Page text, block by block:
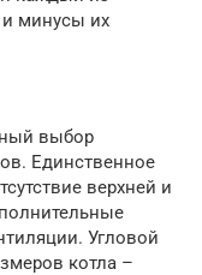
минусы их
выбор
Единственное
верхней и
Угловой
котла –